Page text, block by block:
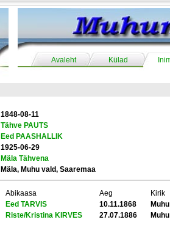
Avaleht Külad
1848-08-11
Tähve PAUTS
Eed PAASHALLIK
1925-06-29
Mäla Tähvena
Mäla, Muhu vald, Saaremaa
Abikaasa Aeg
Kirik
Eed TARVIS
10.11.1868
Muhu
Riste/Kristina KIRVES
27.07.1886
Muhu